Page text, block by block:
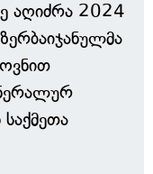
აღიძრა 2024